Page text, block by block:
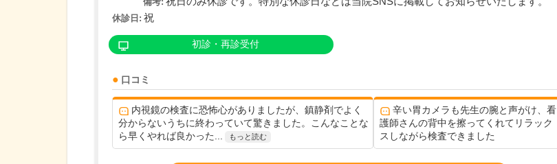
休診日: 祝
初診・再診受付
口コミ
内視鏡の検査に恐怖心がありましたが、鎮静剤でよく
分からないうちに終わっていて驚きました。こんなことな
ら早くやれば良かった...
もっと読む
辛い胃カメラも先生の腕と声がけ、看
護師さんの背中を擦ってくれてリラック
スしながら検査できました